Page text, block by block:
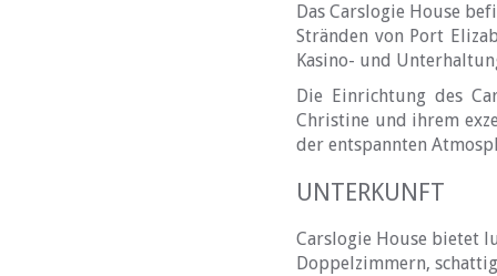
Das Carslogie House
Stränden von Port
Kasino- und
Die Einrichtung des
Christine und ihrem
der entspannten
UNTERKUNFT
Carslogie House bietet
Doppelzimmern,